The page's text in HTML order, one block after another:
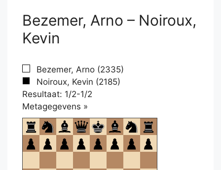
Bezemer, Arno – Noiroux,
Kevin
Bezemer, Arno (2335)
Noiroux, Kevin (2185)
Resultaat: 1/2-1/2
Metagegevens »
om
te
openen.